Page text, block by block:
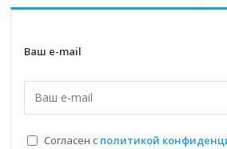
Ваш e-mail
Согласен с политикой